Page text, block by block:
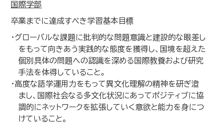
国際学部
卒業までに達成すべき学習基本目標
・グローバルな課題に批判的な問題意識と建設的な眼差し
をもって向きあう実践的な態度を獲得し、国境を超えた
個別具体の問題への認識を深める国際教養および研究
手法を体得していること。
・高度な語学運用力をもって異文化理解の精神を研ぎ澄
まし、国際社会なる多文化状況にあってポジティブに協
調的にネットワークを拡張していく意欲と能力を身につ
けていること。